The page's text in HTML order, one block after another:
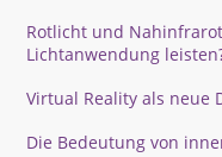
Rotlicht und
Lichtanwendung
Virtual Reality als neue
Die Bedeutung von